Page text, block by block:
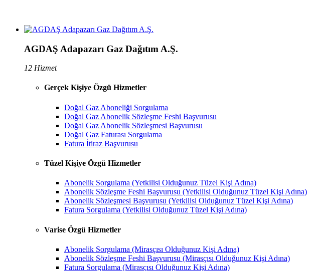
AGDAŞ Adapazarı Gaz Dağıtım A.Ş.
12 Hizmet
Gerçek Kişiye Özgü Hizmetler
Doğal Gaz Aboneliği Sorgulama
Doğal Gaz Abonelik Sözleşme Feshi Başvurusu
Doğal Gaz Abonelik Sözleşmesi Başvurusu
Doğal Gaz Faturası Sorgulama
Fatura İtiraz Başvurusu
Tüzel Kişiye Özgü Hizmetler
Abonelik Sorgulama (Yetkilisi Olduğunuz Tüzel Kişi Adına)
Abonelik Sözleşme Feshi Başvurusu (Yetkilisi Olduğunuz Tüzel Kişi Adına)
Abonelik Sözleşmesi Başvurusu (Yetkilisi Olduğunuz Tüzel Kişi Adına)
Fatura Sorgulama (Yetkilisi Olduğunuz Tüzel Kişi Adına)
Varise Özgü Hizmetler
Abonelik Sorgulama (Mirasçısı Olduğunuz Kişi Adına)
Abonelik Sözleşme Feshi Başvurusu (Mirasçısı Olduğunuz Kişi Adına)
Fatura Sorgulama (Mirasçısı Olduğunuz Kişi Adına)